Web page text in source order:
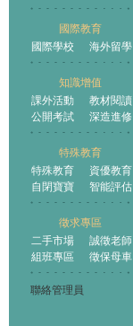
國際教育
國際學校
海外留學
知識增值
課外活動
教材閱讀
公開考試
深造進修
特殊教育
特殊教育
資優教育
自閉寶寶
智能評估
徵求專區
二手市場
誠徵老師
組班專區
徵保母車
聯絡管理員